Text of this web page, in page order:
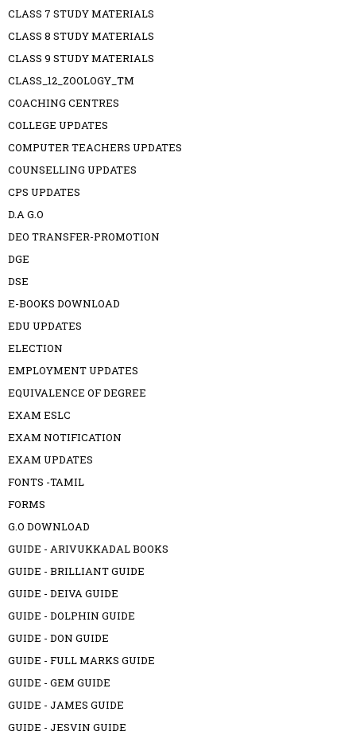
CLASS 7 STUDY MATERIALS
CLASS 8 STUDY MATERIALS
CLASS 9 STUDY MATERIALS
CLASS_12_ZOOLOGY_TM
COACHING CENTRES
COLLEGE UPDATES
COMPUTER TEACHERS UPDATES
COUNSELLING UPDATES
CPS UPDATES
D.A G.O
DEO TRANSFER-PROMOTION
DGE
DSE
E-BOOKS DOWNLOAD
EDU UPDATES
ELECTION
EMPLOYMENT UPDATES
EQUIVALENCE OF DEGREE
EXAM ESLC
EXAM NOTIFICATION
EXAM UPDATES
FONTS -TAMIL
FORMS
G.O DOWNLOAD
GUIDE - ARIVUKKADAL BOOKS
GUIDE - BRILLIANT GUIDE
GUIDE - DEIVA GUIDE
GUIDE - DOLPHIN GUIDE
GUIDE - DON GUIDE
GUIDE - FULL MARKS GUIDE
GUIDE - GEM GUIDE
GUIDE - JAMES GUIDE
GUIDE - JESVIN GUIDE